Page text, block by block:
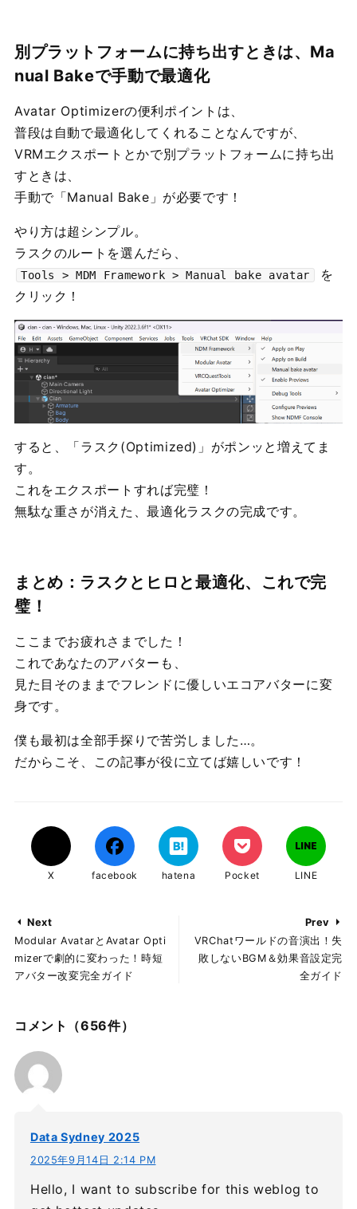
別プラットフォームに持ち出すときは、Ma
nual Bakeで手動で最適化
Avatar Optimizerの便利ポイントは、
普段は自動で最適化してくれることなんですが、
VRMエクスポートとかで別プラットフォームに持ち出
すときは、
手動で「Manual Bake」が必要です！
やり方は超シンプル。
ラスクのルートを選んだら、
Tools > MDM Framework > Manual bake avatar
を
クリック！
すると、「ラスク(Optimized)」がポンッと増えてま
す。
これをエクスポートすれば完璧！
無駄な重さが消えた、最適化ラスクの完成です。
まとめ：ラスクとヒロと最適化、これで完
璧！
ここまでお疲れさまでした！
これであなたのアバターも、
見た目そのままでフレンドに優しいエコアバターに変
身です。
僕も最初は全部手探りで苦労しました…。
だからこそ、この記事が役に立てば嬉しいです！
X facebook hatena Pocket LINE
Next
Modular AvatarとAvatar Opti
mizerで劇的に変わった！時短
アバター改変完全ガイド
Prev
VRChatワールドの音演出！失
敗しないBGM＆効果音設定完
全ガイド
コメント （656件）
Data Sydney 2025
2025年9月14日 2:14 PM
Hello, I want to subscribe for this weblog to